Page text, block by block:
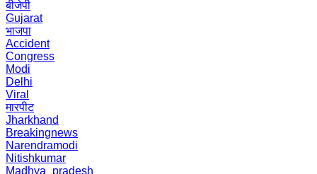
बीजेपी
Gujarat
भाजपा
Accident
Congress
Modi
Delhi
Viral
मारपीट
Jharkhand
Breakingnews
Narendramodi
Nitishkumar
Madhya_pradesh